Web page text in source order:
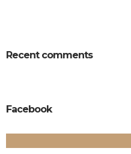
Recent comments
Facebook